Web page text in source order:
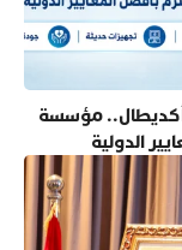
أكديطال.. مؤسسة
الدولية